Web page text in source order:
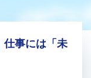
仕事には「未